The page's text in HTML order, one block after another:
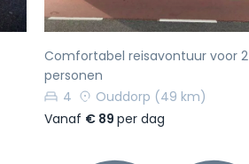
Comfortabel reisavontuur voor 2
personen
4
Ouddorp (49 km)
Vanaf € 89 per dag